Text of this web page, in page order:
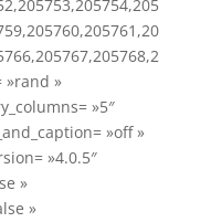
»rand »
»5″
»off »
»4.0.5″
»
»